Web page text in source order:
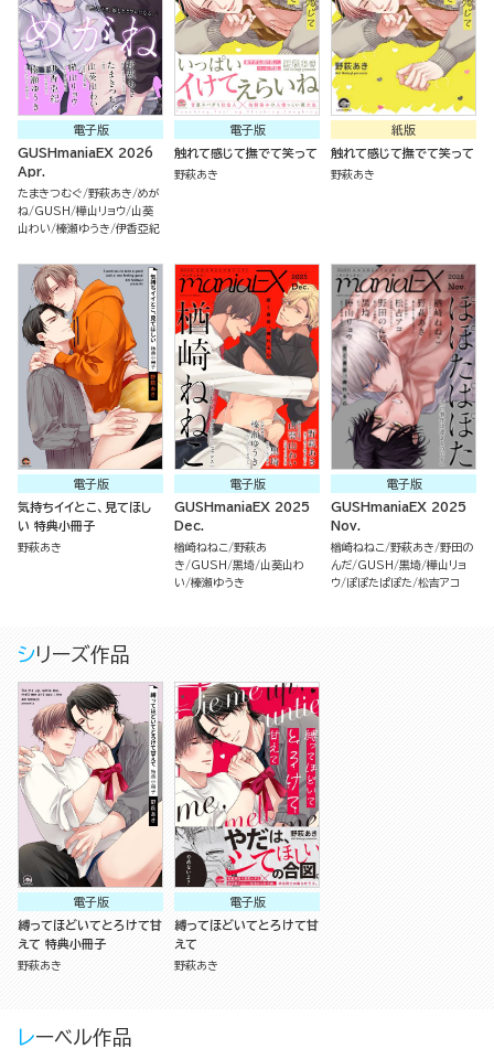
電子版
GUSHmaniaEX 2026
Apr.
たまきつむぐ 野萩あき めが
ね
GUSH 樺山リョウ 山葵
山わい 榛瀬ゆうき 伊香亞紀
電子版
触れて感じて撫でて笑って
野萩あき
紙版
触れて感じて撫でて笑って
野萩あき
電子版
気持ちイイとこ、見てほし
い 特典小冊子
野萩あき
電子版
GUSHmaniaEX 2025
Dec.
楢崎ねねこ 野萩あ
き
GUSH 黒埼 山葵山わ
い 榛瀬ゆうき
電子版
GUSHmaniaEX 2025
Nov.
楢崎ねねこ 野萩あき 野田の
んだ GUSH 黒埼 樺山リョ
ウ ぽぽたぱぽた 松吉アコ
シリーズ作品
電子版
縛ってほどいてとろけて甘
えて 特典小冊子
野萩あき
電子版
縛ってほどいてとろけて甘
えて
野萩あき
レーベル作品